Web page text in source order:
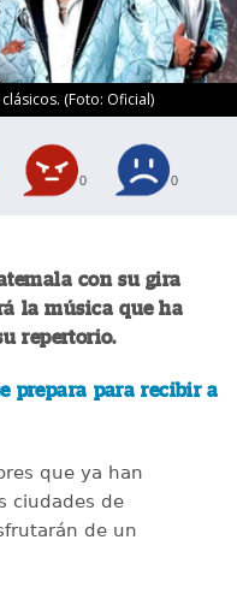
(Foto: Oficial)
0 0
con su gira
la música que ha
repertorio.
prepara para recibir a
que ya han
ciudades de
de un